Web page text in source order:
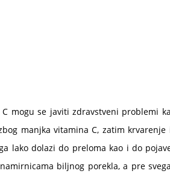
mogu se javiti zdravstveni problemi
manjka vitamina C, zatim krvarenje
lako dolazi do preloma kao i do
biljnog porekla, a pre